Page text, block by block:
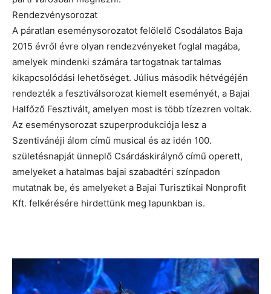
Rendezvénysorozat
A páratlan eseménysorozatot felölelő Csodálatos Baja
2015 évről évre olyan rendezvényeket foglal magába,
amelyek mindenki számára tartogatnak tartalmas
kikapcsolódási lehetőséget. Július második hétvégéjén
rendezték a fesztiválsorozat kiemelt eseményét, a Bajai
Halfőző Fesztivált, amelyen most is több tízezren voltak.
Az eseménysorozat szuperprodukciója lesz a
Szentivánéji álom című musical és az idén 100.
születésnapját ünneplő Csárdáskirálynő című operett,
amelyeket a hatalmas bajai szabadtéri színpadon
mutatnak be, és amelyeket a Bajai Turisztikai Nonprofit
Kft. felkérésére hirdettünk meg lapunkban is.